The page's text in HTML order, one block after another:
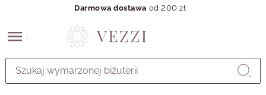
GŁÓWNEJ
Darmowa dostawa od 200 zł